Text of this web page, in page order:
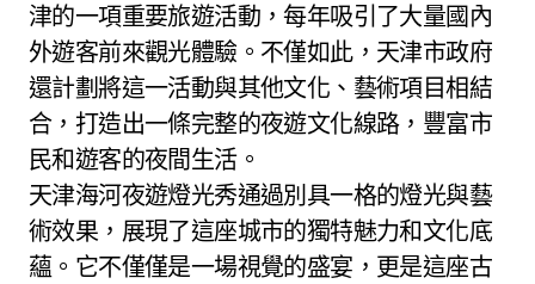
津的一項重要旅遊活動，每年吸引了大量國內
外遊客前來觀光體驗。不僅如此，天津市政府
還計劃將這一活動與其他文化、藝術項目相結
合，打造出一條完整的夜遊文化線路，豐富市
民和遊客的夜間生活。
天津海河夜遊燈光秀通過別具一格的燈光與藝
術效果，展現了這座城市的獨特魅力和文化底
蘊。它不僅僅是一場視覺的盛宴，更是這座古